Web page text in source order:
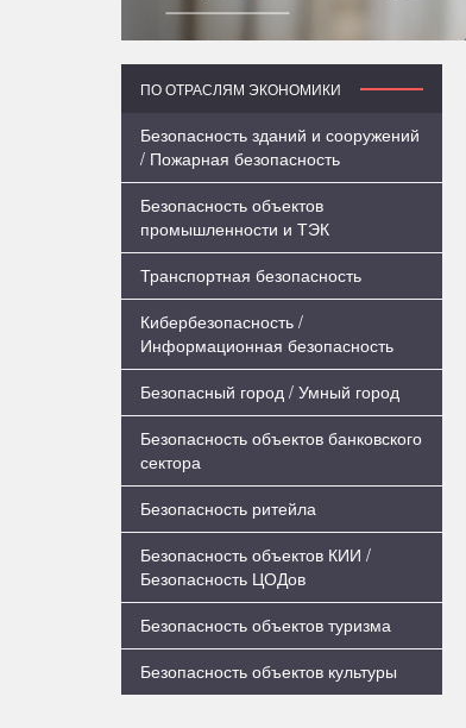
ПО ОТРАСЛЯМ ЭКОНОМИКИ
Безопасность зданий и сооружений
/ Пожарная безопасность
Безопасность объектов
промышленности и ТЭК
Транспортная безопасность
Кибербезопасность /
Информационная безопасность
Безопасный город / Умный город
Безопасность объектов банковского
сектора
Безопасность ритейла
Безопасность объектов КИИ /
Безопасность ЦОДов
Безопасность объектов туризма
Безопасность объектов культуры